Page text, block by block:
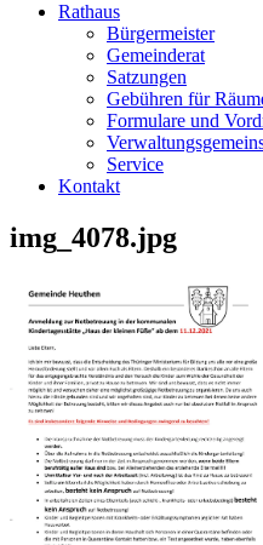
Rathaus
Bürgermeister
Gemeinderat
Satzungen
Gebühren für
Formulare und
Service
Kontakt
img_4078.jpg